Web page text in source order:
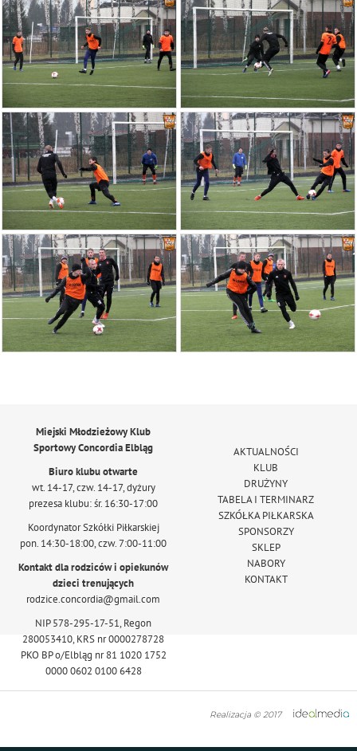
Miejski Młodzieżowy Klub
Sportowy Concordia Elbląg
Biuro klubu otwarte
wt. 14-17, czw. 14-17, dyżury
prezesa klubu: śr. 16:30-17:00
Koordynator Szkółki Piłkarskiej
pon. 14:30-18:00, czw. 7:00-11:00
Kontakt dla rodziców i opiekunów
dzieci trenujących
rodzice.concordia@gmail.com
NIP 578-295-17-51, Regon
280053410, KRS nr 0000278728
PKO BP o/Elbląg nr 81 1020 1752
0000 0602 0100 6428
AKTUALNOŚCI
KLUB
DRUŻYNY
TABELA I TERMINARZ
SZKÓŁKA PIŁKARSKA
SPONSORZY
SKLEP
NABORY
KONTAKT
Realizacja © 2017